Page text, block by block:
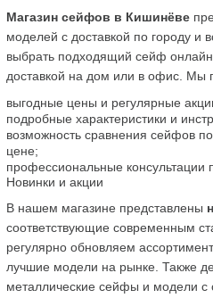
Магазин сейфов в Кишинёве
моделей с доставкой по городу
выбрать подходящий сейф
доставкой на дом или в офис. Мы
выгодные цены и регулярные
подробные характеристики и
возможность сравнения сейфов
цене;
профессиональные консультации
Новинки и акции
В нашем магазине представлены
соответствующие современным
регулярно обновляем
лучшие модели на рынке. Также
металлические сейфы и модели с